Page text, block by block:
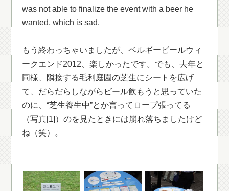
was not able to finalize the event with a beer he
wanted, which is sad.
もう終わっちゃいましたが、ベルギービールウィ
ークエンド2012、楽しかったです。でも、去年と
同様、隣接する毛利庭園の芝生にシートを広げ
て、だらだらしながらビール飲もうと思っていた
のに、“芝生養生中”とか言ってロープ張ってる
（写真[1]）のを見たときには崩れ落ちましたけど
ね（笑）。